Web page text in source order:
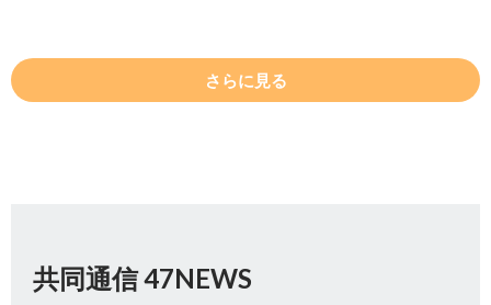
さらに見る
共同通信 47NEWS